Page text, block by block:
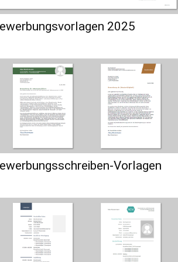
2025
Vorlagen